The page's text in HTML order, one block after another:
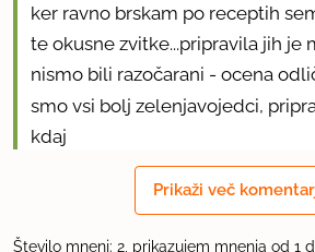
ker ravno brskam po receptih
te okusne zvitke...pripravila jih je
nismo bili razočarani - ocena
smo vsi bolj zelenjavojedci,
kdaj
Prikaži več
Število mnenj: 2, prikazujem mnenja od 1